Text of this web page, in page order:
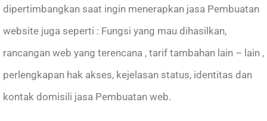
dipertimbangkan saat ingin menerapkan jasa Pembuatan
website juga seperti : Fungsi yang mau dihasilkan,
rancangan web yang terencana , tarif tambahan lain – lain ,
perlengkapan hak akses, kejelasan status, identitas dan
kontak domisili jasa Pembuatan web.